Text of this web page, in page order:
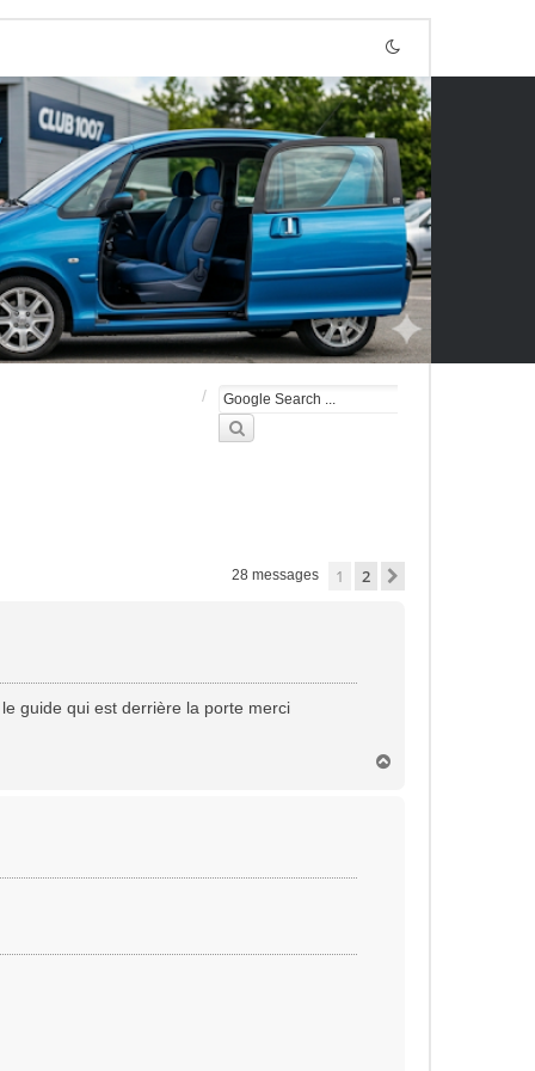
28 messages 1 2
guide qui est derrière la porte merci